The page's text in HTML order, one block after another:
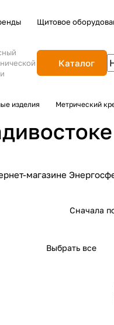
Щитовое
Каталог
изделия Метрический
магазине
Сначала
Выбрать все